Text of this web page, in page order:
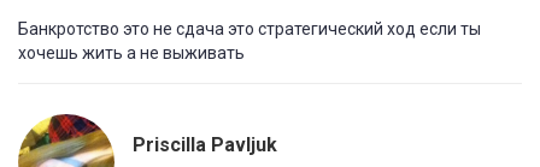
Банкротство это не сдача это стратегический ход если ты
хочешь жить а не выживать
Priscilla Pavljuk